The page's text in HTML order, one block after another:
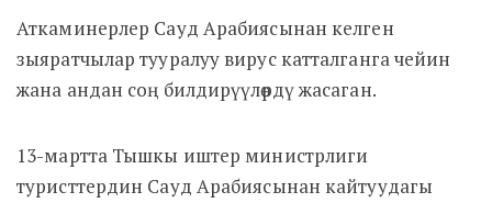
Аткаминерлер Сауд Арабиясынан келген
зыяратчылар тууралуу вирус катталганга чейин
жана андан соң билдирүүлөрдү жасаган.
13-мартта Тышкы иштер министрлиги
туристтердин Сауд Арабиясынан кайтуудагы